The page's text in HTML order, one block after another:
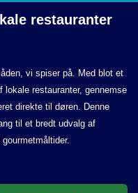
restauranter
vi spiser på. Med blot et
restauranter, gennemse
direkte til døren. Denne
til et bredt udvalg af